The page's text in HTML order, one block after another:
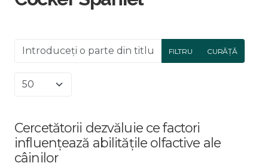
Introduceți o parte din titlu. FILTRU CURĂȚĂ
Afișare #
Cercetătorii dezvăluie ce factori
influențează abilitățile olfactive ale
câinilor